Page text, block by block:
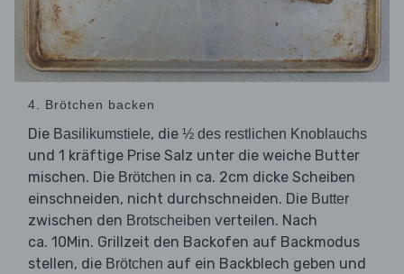
4. Brötchen backen
Die Basilikumstiele, die ½ des restlichen Knoblauchs
und 1 kräftige Prise Salz unter die weiche Butter
mischen. Die Brötchen in ca. 2cm dicke Scheiben
einschneiden, nicht durchschneiden. Die Butter
zwischen den Brotscheiben verteilen. Nach
ca. 10Min. Grillzeit den Backofen auf Backmodus
stellen, die Brötchen auf ein Backblech geben und